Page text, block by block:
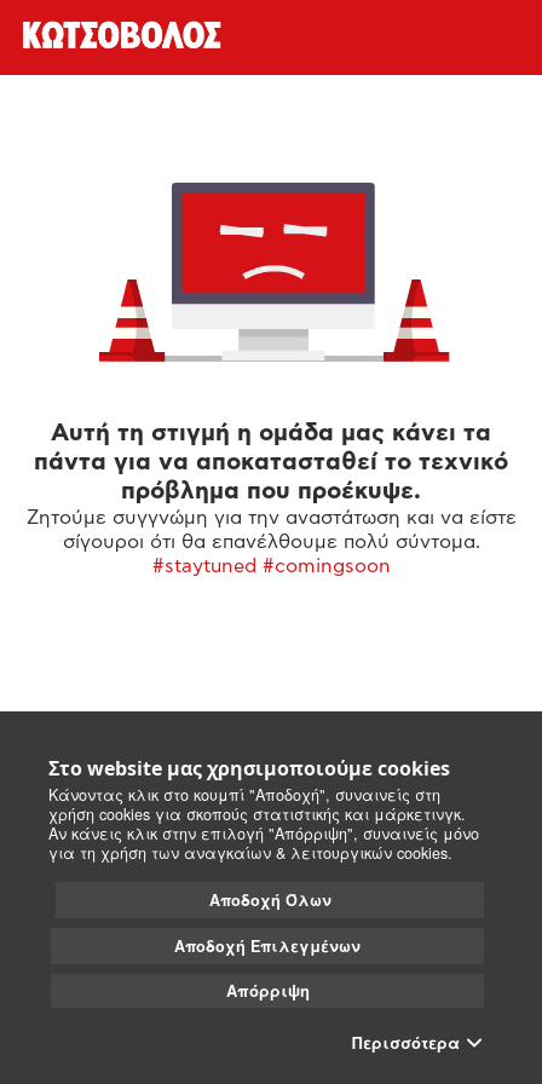
Στο website μας χρησιμοποιούμε cookies
Κάνοντας κλικ στο κουμπί "Αποδοχή", συναινείς στη
χρήση cookies για σκοπούς στατιστικής και μάρκετινγκ.
Αν κάνεις κλικ στην επιλογή "Απόρριψη", συναινείς μόνο
για τη χρήση των αναγκαίων & λειτουργικών cookies.
Αποδοχή Όλων
Αποδοχή Επιλεγμένων
Απόρριψη
Περισσότερα
Αυτή τη στιγμή η ομάδα μας κάνει τα
πάντα για να αποκατασταθεί το τεχνικό
πρόβλημα που προέκυψε.
Ζητούμε συγγνώμη για την αναστάτωση και να είστε
σίγουροι ότι θα επανέλθουμε πολύ σύντομα.
#staytuned #comingsoon